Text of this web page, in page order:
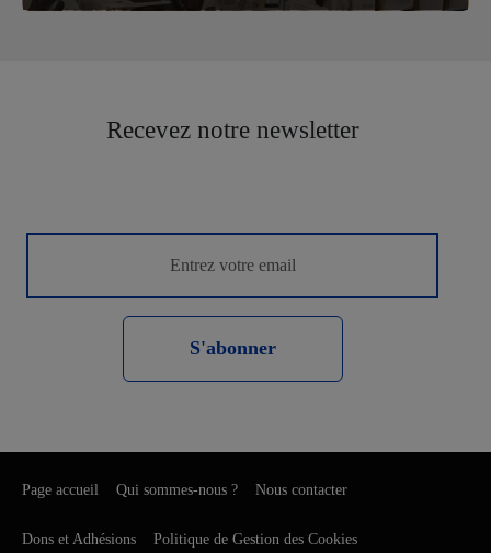
Recevez notre newsletter
S'abonner
Page accueil Qui sommes-nous ? Nous contacter
Dons et Adhésions Politique de Gestion des Cookies